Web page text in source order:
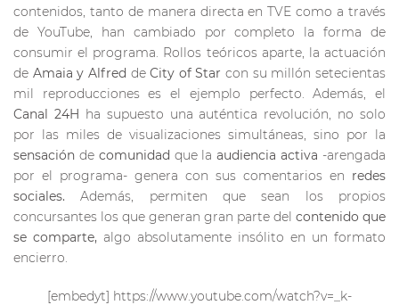
contenidos, tanto de manera directa en TVE como a través
de YouTube, han cambiado por completo la forma de
consumir el programa. Rollos teóricos aparte, la actuación
de Amaia y Alfred deCity of Starcon su millón setecientas
mil reproducciones es el ejemplo perfecto. Además, el
Canal 24H ha supuesto una auténtica revolución, no solo
por las miles de visualizaciones simultáneas, sino por la
sensación de comunidad que laaudiencia activa -arengada
por el programa- genera con sus comentarios en redes
sociales. Además, permiten que sean los propios
concursantes los que generan gran parte del contenido que
se comparte, algo absolutamente insólito en un formato
encierro.
[embedyt] https://www.youtube.com/watch?v=_k-